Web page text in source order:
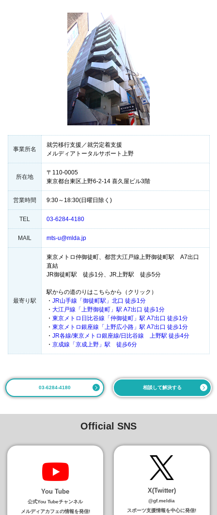
事業所名
就労移行支援／就労定着支援
メルディアトータルサポート上野
所在地
〒110-0005
東京都台東区上野6-2-14 喜久屋ビル3階
営業時間 9:30～18:30(日曜日除く)
TEL 03-6284-4180
MAIL mts-u@mlda.jp
最寄り駅
東京メトロ仲御徒町、都営大江戸線上野御徒町駅 A7出口
直結
JR御徒町駅 徒歩1分、JR上野駅 徒歩5分
駅からの道のりはこちらから（クリック）
・ JR山手線「御徒町駅」北口 徒歩1分
・ 大江戸線「上野御徒町」駅 A7出口 徒歩1分
・ 東京メトロ日比谷線「仲御徒町」駅 A7出口 徒歩1分
・ 東京メトロ銀座線「上野広小路」駅 A7出口 徒歩1分
・ JR各線/東京メトロ銀座線/日比谷線 上野駅 徒歩4分
・ 京成線「京成上野」駅 徒歩6分
03-6284-4180 相談して解決する
Official SNS
You Tube
公式You Tubeチャンネル
メルディアカフェの情報を発信!
X(Twitter)
@gf.meldia
スポーツ支援情報を中心に発信!